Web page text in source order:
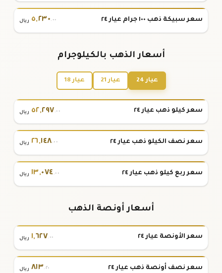
سعر سبيكة ذهب ١٠٠ جرام عيار ٢٤ ٥,٢٣٠.٠٠ ريال
أسعار الذهب بالكيلوجرام
عيار 24 عيار 21 عيار 18
سعر كيلو ذهب عيار ٢٤ ٥٢,٢٩٧.٠٠ ريال
سعر نصف الكيلو ذهب عيار ٢٤ ٢٦,١٤٨.٠٠ ريال
سعر ربع كيلو ذهب عيار ٢٤ ١٣,٠٧٤.٠٠ ريال
أسعار أونصة الذهب
سعر الأونصة عيار ٢٤ ١,٦٢٧.٠٠ ريال
سعر نصف أونصة ذهب عيار ٢٤ ٨١٣.٢٠ ريال